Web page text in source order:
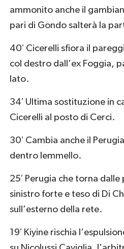
ammonito anche il
pari di Gondo salterà la
40′ Cicerelli sfiora il
col destro dall’ex Foggia,
lato.
34′ Ultima sostituzione in
Cicerelli al posto di Cerci.
30′ Cambia anche il
dentro Iemmello.
25′ Perugia che torna
sinistro forte e teso di Di
sull’esterno della rete.
19′ Kiyine rischia